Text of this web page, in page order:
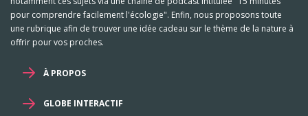
pour comprendre facilement l'écologie". Enfin, nous proposons toute
une rubrique afin de trouver une idée cadeau sur le thème de la nature à
offrir pour vos proches.
À PROPOS
GLOBE INTERACTIF